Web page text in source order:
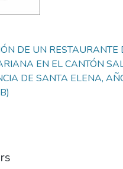
DE UN RESTAURANTE
EN EL CANTÓN
DE SANTA ELENA,